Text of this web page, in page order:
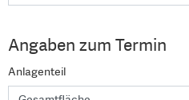
Angaben zum Termin
Anlagenteil